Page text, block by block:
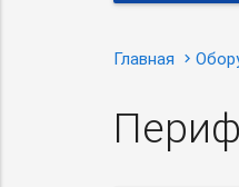
Главная